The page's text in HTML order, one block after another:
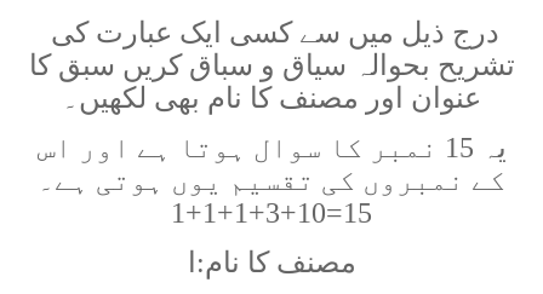
درج ذیل میں سے کسی ایک عبارت کی
تشریح بحوالہ سیاق و سباق کریں سبق کا
عنوان اور مصنف کا نام بھی لکھیں۔
یہ 15 نمبر کا سوال ہوتا ہے اور اس
کے نمبروں کی تقسیم یوں ہوتی ہے۔
1+1+1+3+10=15
مصنف کا نام:ا